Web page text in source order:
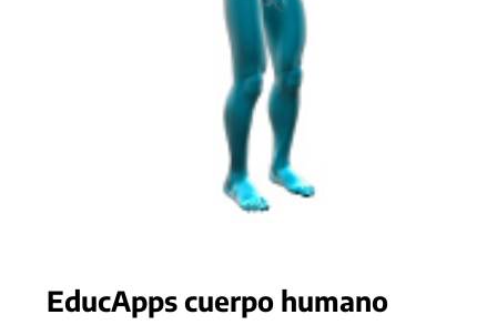
EducApps cuerpo humano